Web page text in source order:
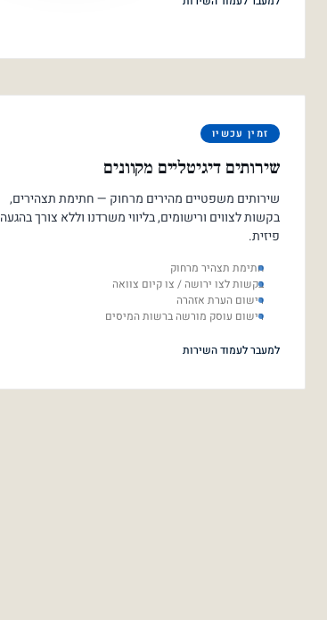
זמין עכשיו
שירותים דיגיטליים מקוונים
שירותים משפטיים מהירים מרחוק — חתימת תצהירים,
בקשות לצווים ורישומים, בליווי משרדנו וללא צורך בהגעה
פיזית.
חתימת תצהיר מרחוק
בקשות לצו ירושה / צו קיום צוואה
רישום הערת אזהרה
רישום עוסק מורשה ברשות המיסים
למעבר לעמוד השירות